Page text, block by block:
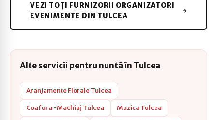
VEZI TOȚI FURNIZORII ORGANIZATORI
EVENIMENTE DIN TULCEA
Alte servicii pentru nuntă în Tulcea
Aranjamente Florale Tulcea
Coafura -Machiaj Tulcea Muzica Tulcea